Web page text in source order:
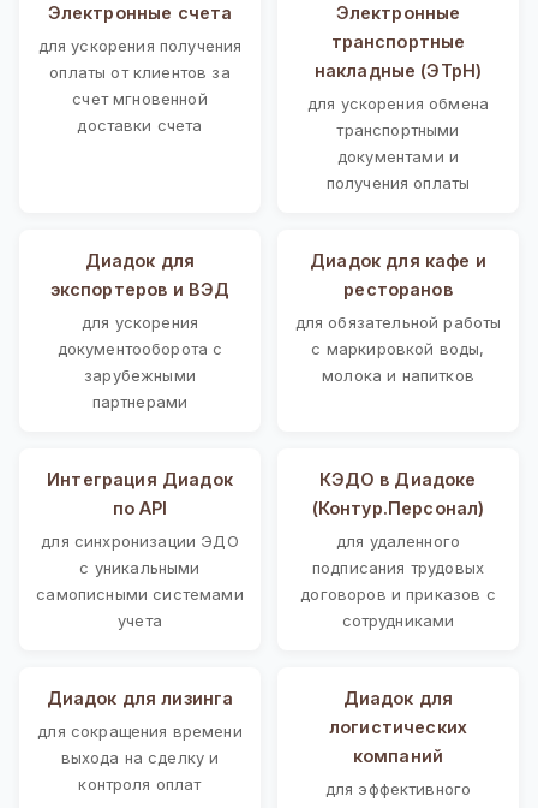
Электронные счета
для ускорения получения
оплаты от клиентов за
счет мгновенной
доставки счета
Электронные
транспортные
накладные (ЭТрН)
для ускорения обмена
транспортными
документами и
получения оплаты
Диадок для
экспортеров и ВЭД
для ускорения
документооборота с
зарубежными
партнерами
Диадок для кафе и
ресторанов
для обязательной работы
с маркировкой воды,
молока и напитков
Интеграция Диадок
по API
для синхронизации ЭДО
с уникальными
самописными системами
учета
КЭДО в Диадоке
(Контур.Персонал)
для удаленного
подписания трудовых
договоров и приказов с
сотрудниками
Диадок для лизинга
для сокращения времени
выхода на сделку и
контроля оплат
Диадок для
логистических
компаний
для эффективного